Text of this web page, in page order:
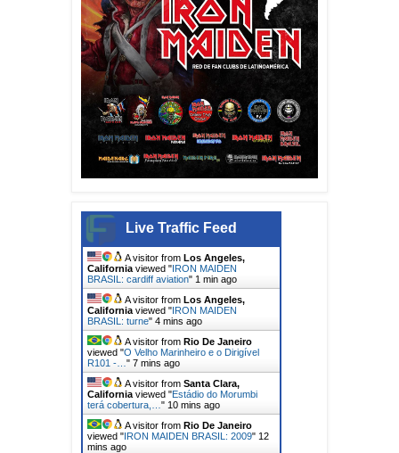
Live Traffic Feed
A visitor from Santa Clara,
California viewed "IRON MAIDEN
BRASIL: jon lord"9 secs ago
A visitor from Los Angeles,
California viewed "IRON MAIDEN
BRASIL: cardiff aviation"1 min ago
A visitor from Los Angeles,
California viewed "IRON MAIDEN
BRASIL: turne"4 mins ago
A visitor from Rio De Janeiro
viewed "O Velho Marinheiro e o Dirigível
R101 -…"7 mins ago
A visitor from Santa Clara,
Californiaviewed "Estádio do Morumbi
terá cobertura,…